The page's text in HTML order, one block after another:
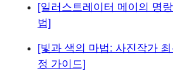
[일러스트레이터 메이의 명
법]
[빛과 색의 마법: 사진작가
정 가이드]